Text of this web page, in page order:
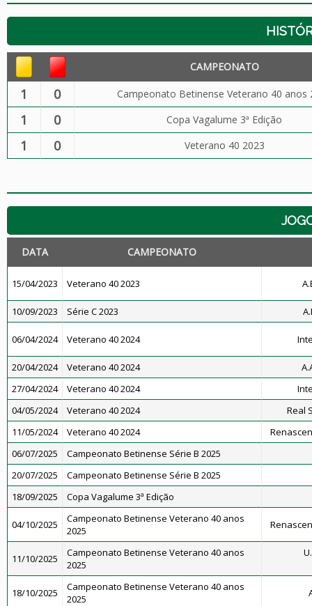
CAMPEONATO
1 0 Campeonato Betinense Veterano 40 anos
1 0 Copa Vagalume 3ª Edição
1 0 Veterano 40 2023
DATA CAMPEONATO
15/04/2023 Veterano 40 2023
10/09/2023 Série C 2023
06/04/2024 Veterano 40 2024
20/04/2024 Veterano 40 2024
27/04/2024
Veterano 40 2024
04/05/2024
Veterano 40 2024
Real
11/05/2024
Veterano 40 2024
06/07/2025
Campeonato Betinense Série B 2025
20/07/2025
Campeonato Betinense Série B 2025
18/09/2025
Copa Vagalume 3ª Edição
04/10/2025
Campeonato Betinense Veterano 40 anos
2025
11/10/2025
Campeonato Betinense Veterano 40 anos
2025
18/10/2025
Campeonato Betinense Veterano 40 anos
2025